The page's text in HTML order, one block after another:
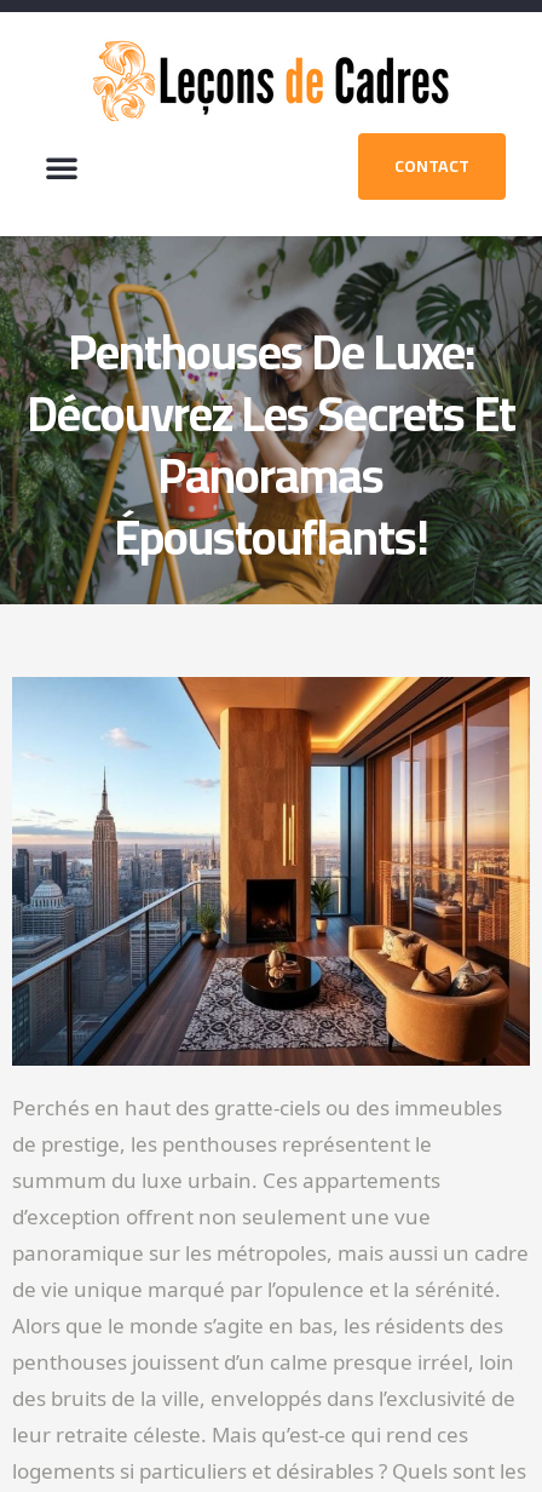
CONTACT
Penthouses De Luxe:
Découvrez Les Secrets Et
Panoramas
Époustouflants!
Perchés en haut des gratte-ciels ou des immeubles
de prestige, les penthouses représentent le
summum du luxe urbain. Ces appartements
d’exception offrent non seulement une vue
panoramique sur les métropoles, mais aussi un cadre
de vie unique marqué par l’opulence et la sérénité.
Alors que le monde s’agite en bas, les résidents des
penthouses jouissent d’un calme presque irréel, loin
des bruits de la ville, enveloppés dans l’exclusivité de
leur retraite céleste. Mais qu’est-ce qui rend ces
logements si particuliers et désirables ? Quels sont les